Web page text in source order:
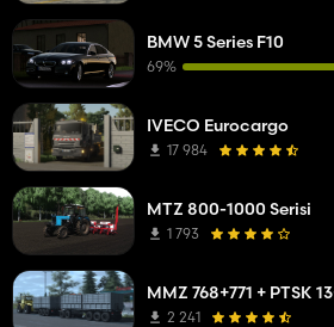
BMW 5 Series F10
69%
IVECO Eurocargo
17 984
MTZ 800-1000 Serisi
1 793
MMZ 768+771 + PTSK
2 241